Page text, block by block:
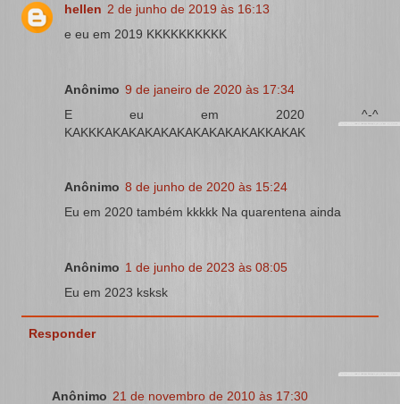
hellen 2 de junho de 2019 às 16:13
e eu em 2019 KKKKKKKKKK
Anônimo 9 de janeiro de 2020 às 17:34
E eu em 2020 ^-^
KAKKKAKAKAKAKAKAKAKAKAKAKKAKAK
Anônimo 8 de junho de 2020 às 15:24
Eu em 2020 também kkkkk Na quarentena ainda
Anônimo 1 de junho de 2023 às 08:05
Eu em 2023 ksksk
Responder
Anônimo 21 de novembro de 2010 às 17:30